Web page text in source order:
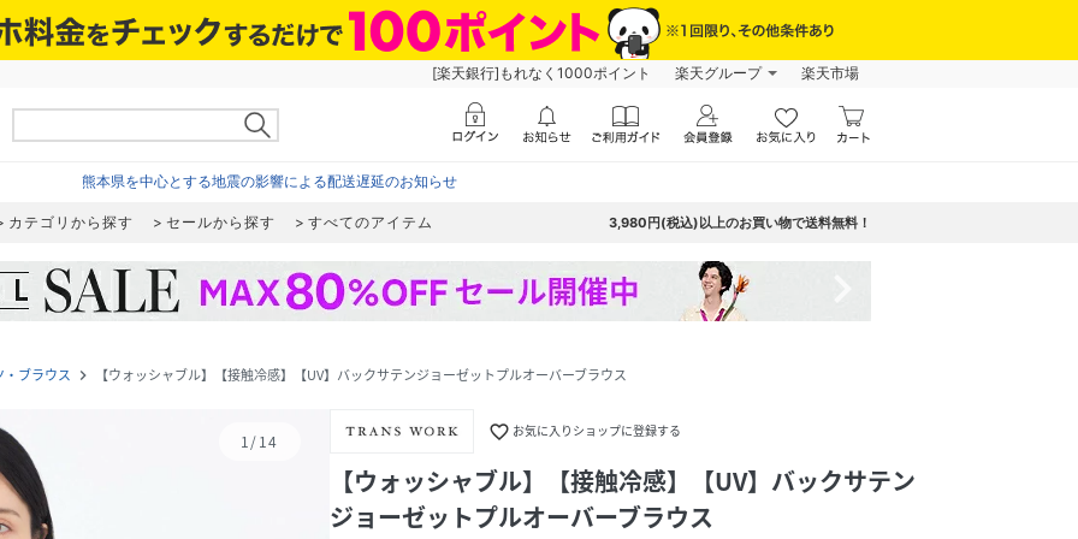
[楽天銀行]もれなく1000ポイント 楽天グループ 楽天市場
熊本県を中心とする地震の影響による配送遅延のお知らせ
カテゴリから探す セールから探す すべてのアイテム 3,980円(税込)以上のお買い物で送料無料！
・ブラウス navigate_next 【ウォッシャブル】【接触冷感】【UV】バックサテンジョーゼットプルオーバーブラウス
1/14 favorite_border お気に入りショップに登録する
【ウォッシャブル】【接触冷感】【UV】バックサテン
ジョーゼットプルオーバーブラウス